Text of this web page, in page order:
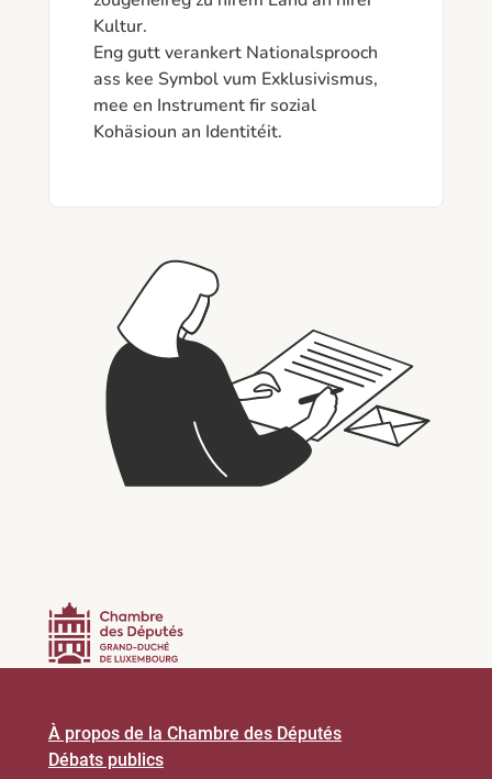
Kultur.
Eng gutt verankert Nationalsprooch
ass kee Symbol vum Exklusivismus,
mee en Instrument fir sozial
Kohäsioun an Identitéit.
À propos de la Chambre des Députés
Débats publics